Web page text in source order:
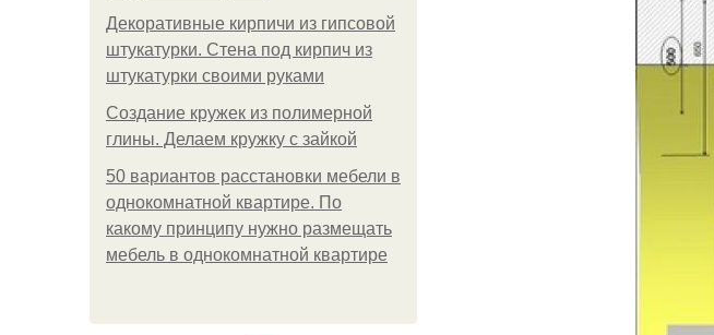
Декоративные кирпичи из гипсовой
штукатурки. Стена под кирпич из
штукатурки своими руками
Создание кружек из полимерной
глины. Делаем кружку с зайкой
50 вариантов расстановки мебели в
однокомнатной квартире. По
какому принципу нужно размещать
мебель в однокомнатной квартире